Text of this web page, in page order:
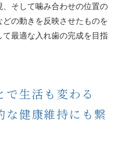
そして噛み合わせの位置の
の動きを反映させたものを
最適な入れ歯の完成を目指
で生活も変わる
な健康維持にも繋